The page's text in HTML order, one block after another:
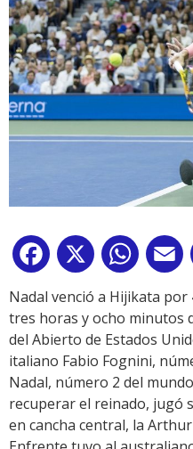
Facebook
X
Nadal venció a Hijikata por
tres horas y ocho minutos
del Abierto de Estados
italiano Fabio Fognini,
Nadal, número 2 del
recuperar el reinado, jugó
en cancha central, la